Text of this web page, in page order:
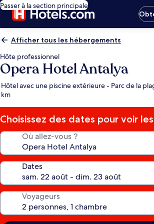
Passer à la section principale
Afficher tous les hébergements
Hôte professionnel
Opera Hotel Antalya
Hôtel avec une piscine extérieure - Parc de la
km
Choisissez des dates pour voir
Où allez-vous ?
Dates
Voyageurs